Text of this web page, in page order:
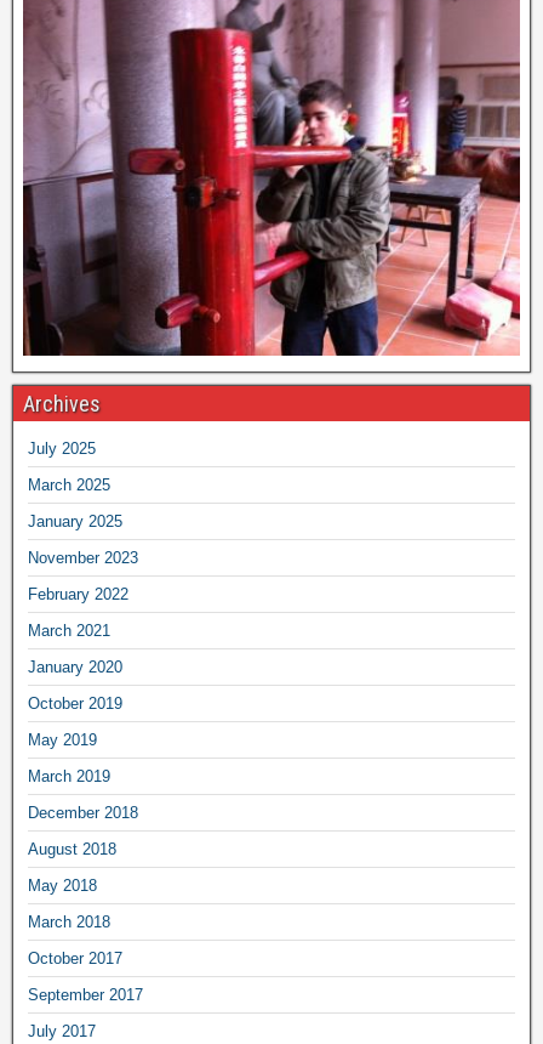
Archives
July 2025
March 2025
January 2025
November 2023
February 2022
March 2021
January 2020
October 2019
May 2019
March 2019
December 2018
August 2018
May 2018
March 2018
October 2017
September 2017
July 2017